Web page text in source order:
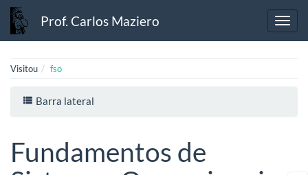
Prof. Carlos Maziero
Visitou fso
Barra lateral
Fundamentos de